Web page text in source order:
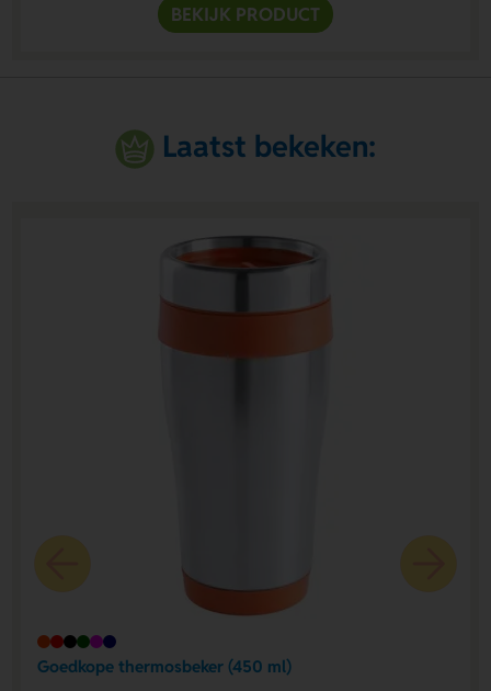
BEKIJK PRODUCT
Laatst bekeken:
Goedkope thermosbeker (450 ml)